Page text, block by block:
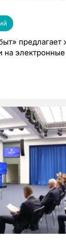
предлагает
на